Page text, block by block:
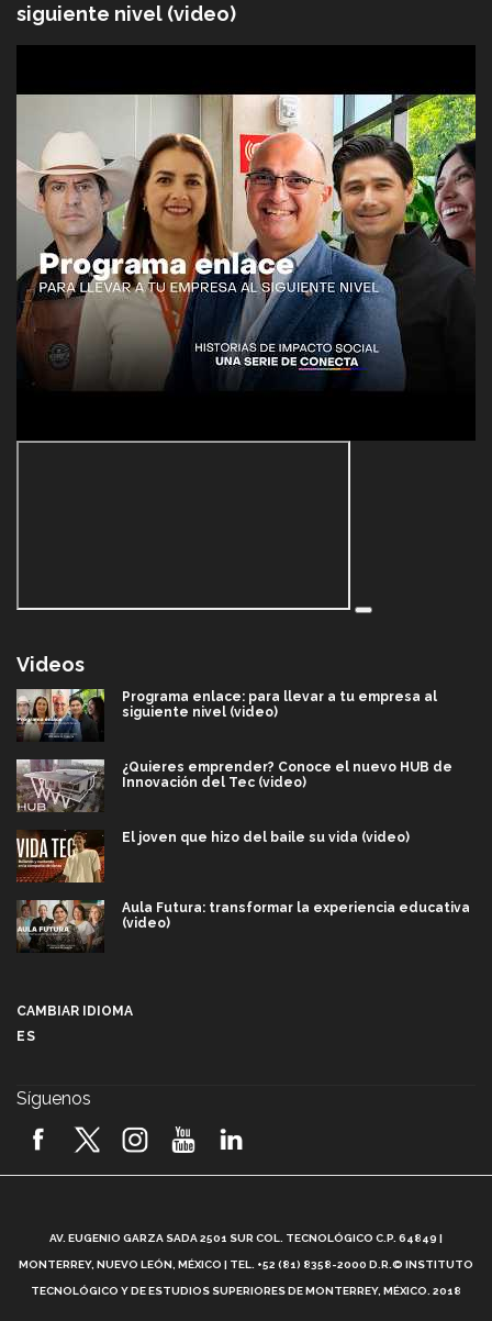
siguiente nivel (video)
Videos
Programa enlace: para llevar a tu empresa al
siguiente nivel (video)
¿Quieres emprender? Conoce el nuevo HUB de
Innovación del Tec (video)
El joven que hizo del baile su vida (video)
Aula Futura: transformar la experiencia educativa
(video)
2026! (video)
¿Cómo es el Modelo Educativo Tec? (video)
CAMBIAR IDIOMA
ES
Síguenos
AV. EUGENIO GARZA SADA 2501 SUR COL. TECNOLÓGICO C.P. 64849 |
MONTERREY, NUEVO LEÓN, MÉXICO | TEL. +52 (81) 8358-2000 D.R.© INSTITUTO
TECNOLÓGICO Y DE ESTUDIOS SUPERIORES DE MONTERREY, MÉXICO. 2018